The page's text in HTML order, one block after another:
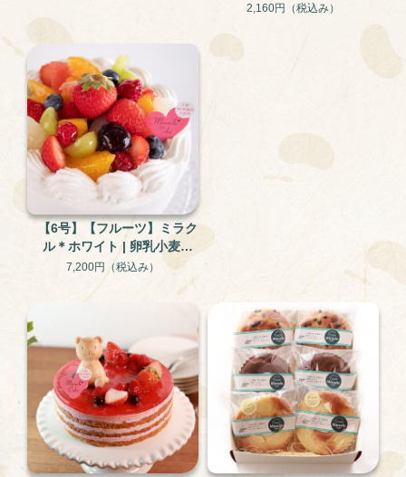
2,160円 （税込み）
【6号】【フルーツ】ミラク
ル＊ホワイト | 卵乳小麦不
使用 米粉と大豆のグルテ
ンフリー・アレルギー対応
7,200円 （税込み）